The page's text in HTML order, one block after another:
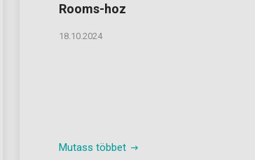
Rooms-hoz
18.10.2024
Mutass többet